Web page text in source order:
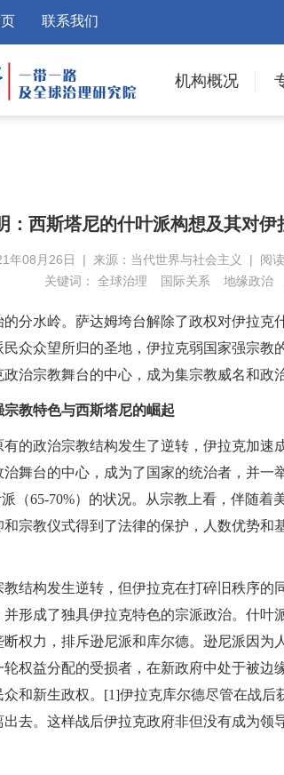
联系我们
机构概况
：西斯塔尼的什叶派构想及其对伊
年08月26日 | 来源：当代世界与社会主义 | 阅
关键词： 全球治理 国际关系 地缘政治
的分水岭。萨达姆垮台解除了政权对伊拉
众众望所归的圣地，伊拉克弱国家强宗教
治宗教舞台的中心，成为集宗教威名和政
教特色与西斯塔尼的崛起
的政治宗教结构发生了逆转，伊拉克加速
舞台的中心，成为了国家的统治者，并一
（65-70%）的状况。从宗教上看，伴随
宗教仪式得到了法律的保护，人数优势和
结构发生逆转，但伊拉克在打碎旧秩序的
形成了独具伊拉克特色的宗派政治。什叶
权力，排斥逊尼派和库尔德。逊尼派因为
权益分配的受损者，在新政府中处于被
众和新生政权。[1]伊拉克库尔德尽管在战
去。这样战后伊拉克政府非但没有成为领